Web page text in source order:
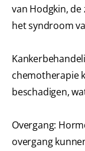
van Hodgkin, de
het syndroom
chemotherapie
beschadigen,
Overgang:
overgang